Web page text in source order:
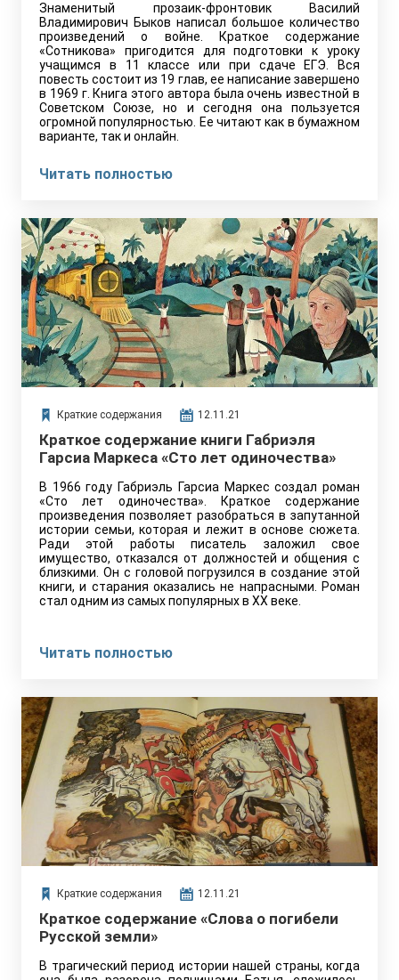
Знаменитый прозаик-фронтовик Василий
Владимирович Быков написал большое количество
произведений о войне. Краткое содержание
«Сотникова» пригодится для подготовки к уроку
учащимся в 11 классе или при сдаче ЕГЭ. Вся
повесть состоит из 19 глав, ее написание завершено
в 1969 г. Книга этого автора была очень известной в
Советском Союзе, но и сегодня она пользуется
огромной популярностью. Ее читают как в бумажном
варианте, так и онлайн.
Читать полностью
Краткие содержания 12.11.21
Краткое содержание книги Габриэля
Гарсиа Маркеса «Сто лет одиночества»
В 1966 году Габриэль Гарсиа Маркес создал роман
«Сто лет одиночества». Краткое содержание
произведения позволяет разобраться в запутанной
истории семьи, которая и лежит в основе сюжета.
Ради этой работы писатель заложил свое
имущество, отказался от должностей и общения с
близкими. Он с головой погрузился в создание этой
книги, и старания оказались не напрасными. Роман
стал одним из самых популярных в ХХ веке.
Читать полностью
Краткие содержания 12.11.21
Краткое содержание «Слова о погибели
Русской земли»
В трагический период истории нашей страны, когда